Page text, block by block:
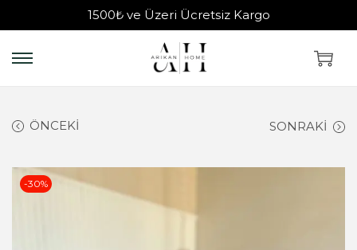
1500₺ ve Üzeri Ücretsiz Kargo
ÖNCEKI SONRAKI
-30%